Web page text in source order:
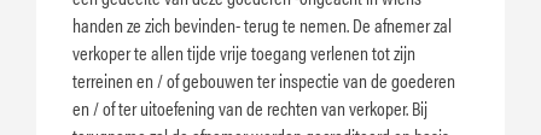
handen ze zich bevinden- terug te nemen. De afnemer zal
verkoper te allen tijde vrije toegang verlenen tot zijn
terreinen en / of gebouwen ter inspectie van de goederen
en / of ter uitoefening van de rechten van verkoper. Bij